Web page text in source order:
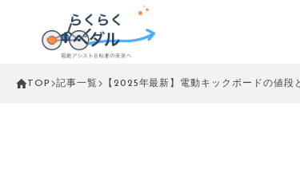
TOP 記事一覧 【2025年最新】電動キックボードの値段